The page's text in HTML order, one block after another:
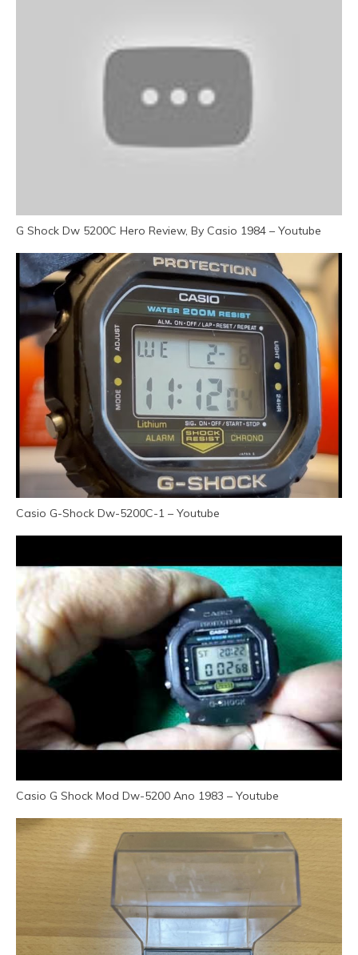
G Shock Dw 5200C Hero Review, By Casio 1984 – Youtube
Casio G-Shock Dw-5200C-1 – Youtube
Casio G Shock Mod Dw-5200 Ano 1983 – Youtube